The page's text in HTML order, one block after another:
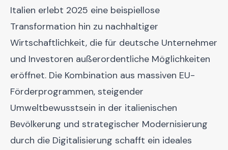
Italien erlebt 2025 eine beispiellose
Transformation hin zu nachhaltiger
Wirtschaftlichkeit, die für deutsche Unternehmer
und Investoren außerordentliche Möglichkeiten
eröffnet. Die Kombination aus massiven EU-
Förderprogrammen, steigender
Umweltbewusstsein in der italienischen
Bevölkerung und strategischer Modernisierung
durch die Digitalisierung schafft ein ideales